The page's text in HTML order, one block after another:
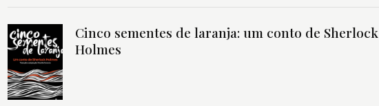
Cinco sementes de laranja: um conto de Sherlock
Holmes